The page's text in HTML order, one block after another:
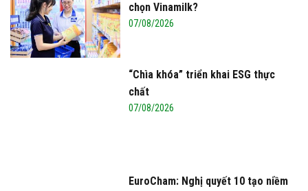
chọn Vinamilk?
07/08/2026
“Chìa khóa” triển khai ESG thực
chất
07/08/2026
EuroCham: Nghị quyết 10 tạo niềm